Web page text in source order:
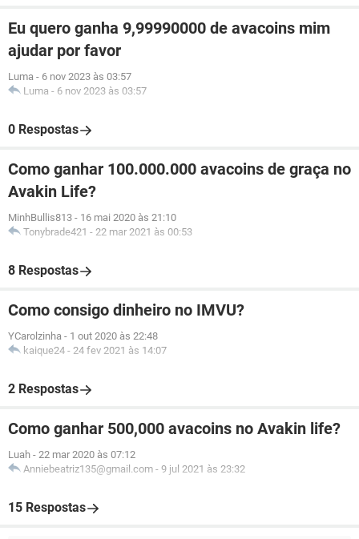
Eu quero ganha 9,99990000 de avacoins mim
ajudar por favor
Luma - 6 nov 2023 às 03:57
Luma - 6 nov 2023 às 03:57
0 Respostas
Como ganhar 100.000.000 avacoins de graça no
Avakin Life?
MinhBullis813 - 16 mai 2020 às 21:10
Tonybrade421 - 22 mar 2021 às 00:53
8 Respostas
Como consigo dinheiro no IMVU?
YCarolzinha - 1 out 2020 às 22:48
kaique24 - 24 fev 2021 às 14:07
2 Respostas
Como ganhar 500,000 avacoins no Avakin life?
Luah - 22 mar 2020 às 07:12
Anniebeatriz135@gmail.com - 9 jul 2021 às 23:32
15 Respostas